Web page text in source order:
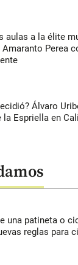
aulas a la élite
Amaranto Perea
Álvaro
la Espriella en Cali
una patineta o
reglas para